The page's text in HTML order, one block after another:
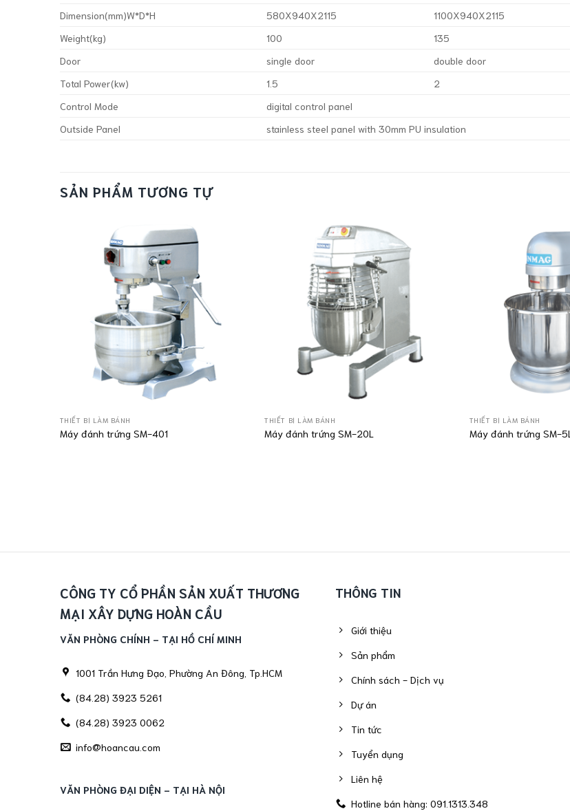
Dimension(mm)W*D*H 580X940X2115 1100X940X2115
Weight(kg)
100 135
Door
single door double door
Total Power(kw)
1.5 2
Control Mode
digital control panel
Outside Panel
stainless steel panel with 30mm PU insulation
SẢN PHẨM TƯƠNG TỰ
THIẾT BỊ LÀM BÁNH
Máy đánh trứng SM-401
THIẾT BỊ LÀM BÁNH
Máy đánh trứng SM-20L
THIẾT BỊ LÀM BÁNH
Máy đánh trứng SM-5L
CÔNG TY CỔ PHẦN SẢN XUẤT THƯƠNG
MẠI XÂY DỰNG HOÀN CẦU
VĂN PHÒNG CHÍNH - TẠI HỒ CHÍ MINH
1001 Trần Hưng Đạo, Phường An Đông, Tp.HCM
(84.28) 3923 5261
(84.28) 3923 0062
info@hoancau.com
VĂN PHÒNG ĐẠI DIỆN - TẠI HÀ NỘI
THÔNG TIN
Giới thiệu
Sản phẩm
Chính sách - Dịch vụ
Dự án
Tin tức
Tuyển dụng
Liên hệ
Hotline bán hàng: 091.1313.348